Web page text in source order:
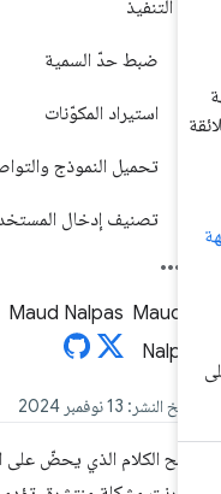
التنفيذ
ضبط حدّ السمية
استيراد المكوّنات
تحميل النموذج والتواصل
تصنيف إدخال المستخدم
Maud Nalpas
النشر: 13 نوفمبر 2024
الكلام الذي يحضّ على